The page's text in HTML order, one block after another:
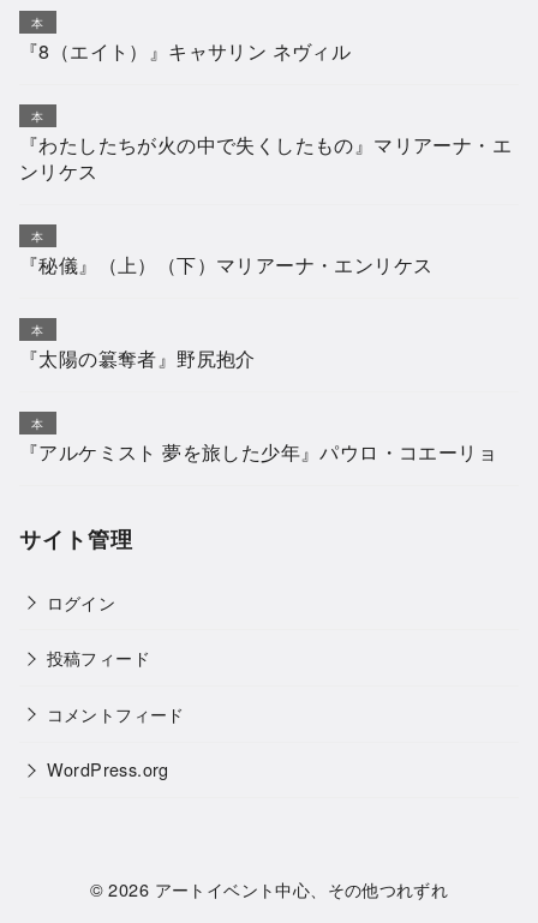
本
『8（エイト）』キャサリン ネヴィル
本
『わたしたちが火の中で失くしたもの』マリアーナ・エ
ンリケス
本
『秘儀』（上）（下）マリアーナ・エンリケス
本
『太陽の簒奪者』野尻抱介
本
『アルケミスト 夢を旅した少年』パウロ・コエーリョ
サイト管理
ログイン
投稿フィード
コメントフィード
WordPress.org
© 2026 アートイベント中心、その他つれずれ